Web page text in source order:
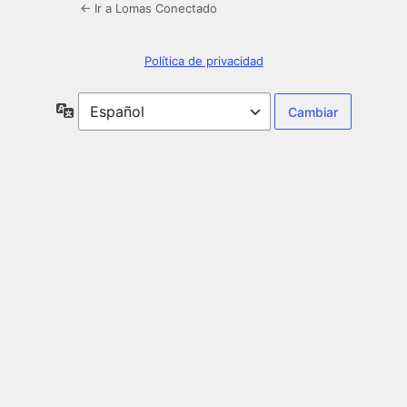
← Ir a Lomas Conectado
Política de privacidad
Idioma